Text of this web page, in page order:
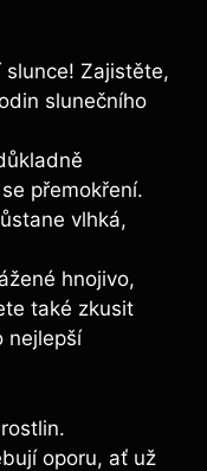
slunce! Zajistěte,
‍slunečního
přemokření.
vlhká,
hnojivo,
​také zkusit⁤
nejlepší
oporu, ať už